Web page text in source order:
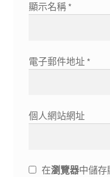
顯示名稱 *
電子郵件地址 *
個人網站網址
在瀏覽器中儲存